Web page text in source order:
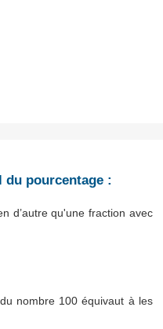
du pourcentage :
d’autre qu'une fraction avec
nombre 100 équivaut à les